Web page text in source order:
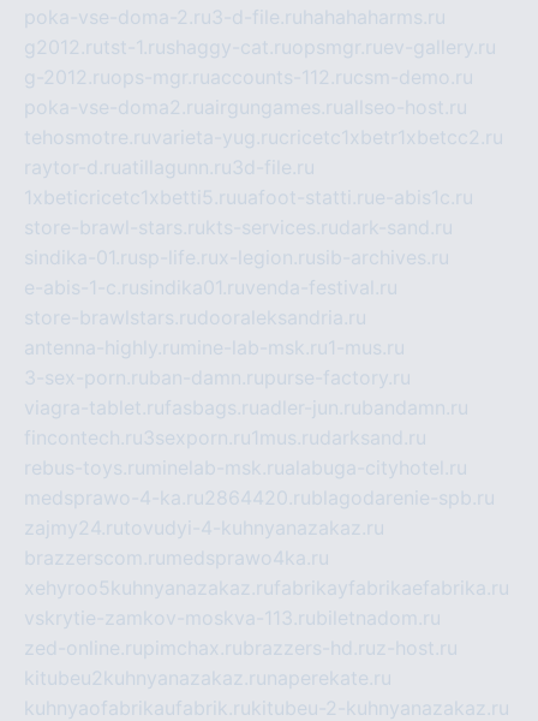
poka-vse-doma-2.ru3-d-file.ru hahahaharms.ru
g2012.rutst-1.rushaggy-cat.ruopsmgr.ruev-gallery.ru
g-2012.ruops-mgr.ruaccounts-112.rucsm-demo.ru
poka-vse-doma2.ruairgungames.ruallseo-host.ru
tehosmotre.ruvarieta-yug.rucricetc1xbetr1xbetcc2.ru
raytor-d.ruatillagunn.ru3d-file.ru
1xbeticricetc1xbetti5.ruuafoot-statti.rue-abis1c.ru
store-brawl-stars.rukts-services.rudark-sand.ru
sindika-01.rusp-life.rux-legion.rusib-archives.ru
e-abis-1-c.rusindika01.ruvenda-festival.ru
store-brawlstars.rudooraleksandria.ru
antenna-highly.ru mine-lab-msk.ru1-mus.ru
3-sex-porn.ruban-damn.rupurse-factory.ru
viagra-tablet.rufasbags.ruadler-jun.rubandamn.ru
fincontech.ru3sexporn.ru1mus.rudarksand.ru
rebus-toys.ru minelab-msk.rualabuga-cityhotel.ru
medsprawo-4-ka.ru2864420.rublagodarenie-spb.ru
zajmy24.rutovudyi-4-kuhnyanazakaz.ru
brazzerscom.ru medsprawo4ka.ru
xehyroo5kuhnyanazakaz.rufabrikayfabrikaefabrika.ru
vskrytie-zamkov-moskva-113.rubiletnadom.ru
zed-online.rupimchax.rubrazzers-hd.ruz-host.ru
kitubeu2kuhnyanazakaz.ru naperekate.ru
kuhnyaofabrikaufabrik.rukitubeu-2-kuhnyanazakaz.ru